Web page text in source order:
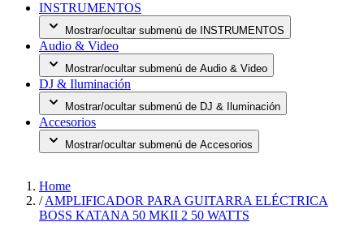
INSTRUMENTOS
Mostrar/ocultar submenú de INSTRUMENTOS
Audio & Video
Mostrar/ocultar submenú de Audio & Video
DJ & Iluminación
Mostrar/ocultar submenú de DJ & Iluminación
Accesorios
Mostrar/ocultar submenú de Accesorios
Home
/ AMPLIFICADOR PARA GUITARRA ELÉCTRICA
BOSS KATANA 50 MKII 2 50 WATTS